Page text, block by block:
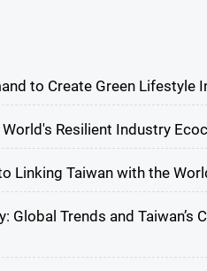
to Create Green Lifestyle
Resilient Industry
Linking Taiwan with the
Trends and Taiwan’s